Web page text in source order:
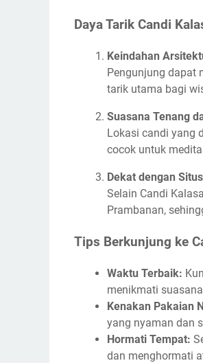
Daya Tarik Candi
Keindahan
Pengunjung dapat
tarik utama bagi
Suasana Tenang
Lokasi candi yang
cocok untuk
Dekat dengan
Selain Candi
Prambanan,
Tips Berkunjung ke
Waktu Terbaik:
menikmati
Kenakan Pakaian
yang nyaman dan
Hormati Tempat:
dan menghormati